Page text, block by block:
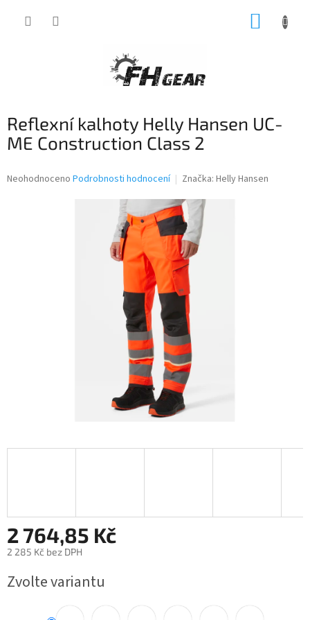
Reflexní kalhoty Helly Hansen UC-
ME Construction Class 2
Průměrné
Neohodnoceno Podrobnosti hodnocení Značka: Helly Hansen
2 764,85 Kč
2 285 Kč bez DPH
cena:
Zvolte variantu